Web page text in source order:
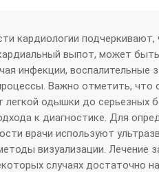
кардиологии
выпот, может
инфекции, воспалительные
Важно отметить, что
легкой одышки до серьезных
к диагностике. Для
врачи используют
визуализации. Лечение
случаях достаточно